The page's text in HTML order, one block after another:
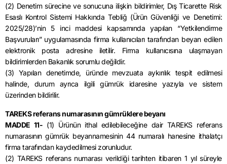
(2) Denetim sürecine ve sonucuna ilişkin bildirimler, Dış Ticarette Risk
Esaslı Kontrol Sistemi Hakkında Tebliğ (Ürün Güvenliği ve Denetimi:
2025/28)’nin 5 inci maddesi kapsamında yapılan “Yetkilendirme
Başvuruları” uygulamasında firma kullanıcıları tarafından beyan edilen
elektronik posta adresine iletilir. Firma kullanıcısına ulaşmayan
bildirimlerden Bakanlık sorumlu değildir.
(3) Yapılan denetimde, üründe mevzuata aykırılık tespit edilmesi
halinde, durum ayrıca ilgili gümrük idaresine yazıyla ve sistem
üzerinden bildirilir.
TAREKS referans numarasının gümrüklere beyanı
MADDE 11- (1) Ürünün ithal edilebileceğine dair TAREKS referans
numarasının gümrük beyannamesinin 44 numaralı hanesine ithalatçı
firma tarafından kaydedilmesi zorunludur.
(2) TAREKS referans numarası verildiği tarihten itibaren 1 yıl süreyle